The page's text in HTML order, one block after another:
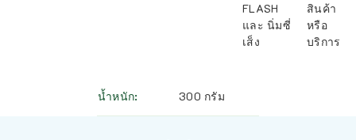
FLASH
และ นิ่มซี่
เส็ง
สินค้า
หรือ
บริการ
น้ำหนัก 300 กรัม